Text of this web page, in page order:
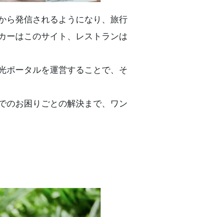
ら発信されるようになり、旅行
ーはこのサイト、レストランは
ポータルを運営することで、そ
のお困りごとの解決まで、ワン